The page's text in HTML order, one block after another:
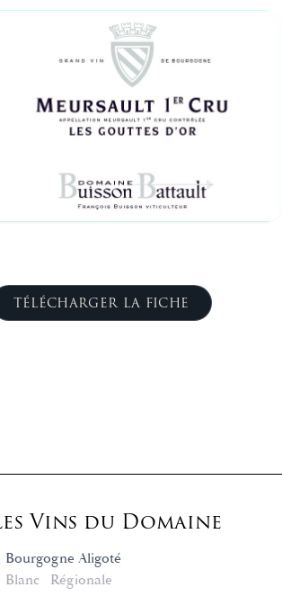
TÉLÉCHARGER LA FICHE
Vins du Domaine
Bourgogne Aligoté
Blanc
Régionale